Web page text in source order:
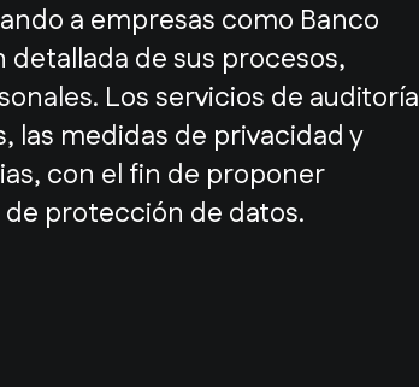
a empresas como Banco
de sus procesos,
Los servicios de auditoría
las medidas de privacidad y
con el fin de proponer
protección de datos.